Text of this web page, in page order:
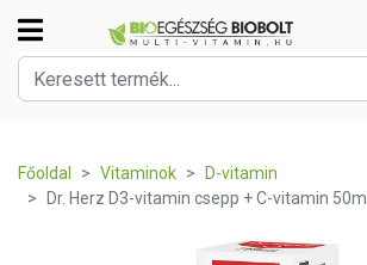
Főoldal Vitaminok
D-vitamin
Dr. Herz D3-vitamin csepp + C-vitamin 50ml